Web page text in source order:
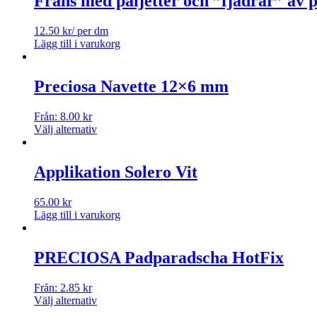
12.50 kr/ per dm
Lägg till i varukorg
Preciosa Navette 12×6 mm
Från: 8.00 kr
Välj alternativ
Applikation Solero Vit
65.00 kr
Lägg till i varukorg
PRECIOSA Padparadscha HotFix
Från: 2.85 kr
Välj alternativ